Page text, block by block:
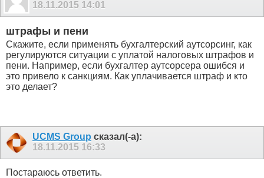
-10%
499 ₽
-15%
Отмена Оплатить
18.11.2015 14:01
штрафы и пени
Скажите, если применять бухгалтерский аутсорсинг, как
регулируются ситуации с уплатой налоговых штрафов и
пени. Например, если бухгалтер аутсорсера ошибся и
это привело к санкциям. Как уплачивается штраф и кто
это делает?
UCMS Group сказал(-а):
18.11.2015 16:33
Постараюсь ответить.